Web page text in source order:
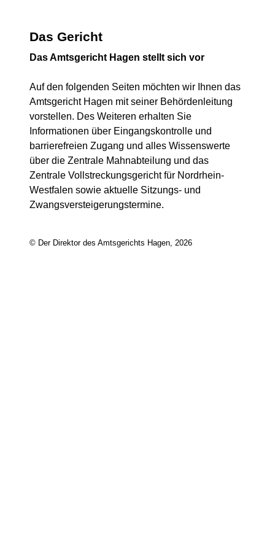
Das Gericht
Das Amtsgericht Hagen stellt sich vor
Auf den folgenden Seiten möchten wir Ihnen das
Amtsgericht Hagen mit seiner Behördenleitung
vorstellen. Des Weiteren erhalten Sie
Informationen über Eingangskontrolle und
barrierefreien Zugang und alles Wissenswerte
über die Zentrale Mahnabteilung und das
Zentrale Vollstreckungsgericht für Nordrhein-
Westfalen sowie aktuelle Sitzungs- und
Zwangsversteigerungstermine.
© Der Direktor des Amtsgerichts Hagen, 2026